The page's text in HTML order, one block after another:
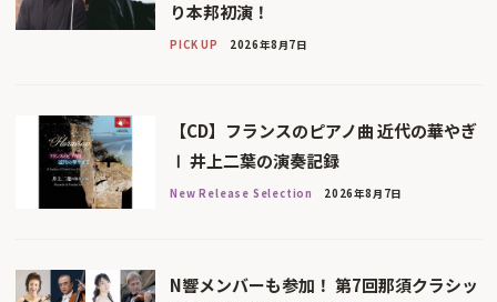
り本邦初演！
PICK UP 2026年8月7日
【CD】フランスのピアノ曲 近代の華やぎ
Ⅰ 井上二葉の演奏記録
New Release Selection 2026年8月7日
N響メンバーも参加！ 第7回那須クラシッ